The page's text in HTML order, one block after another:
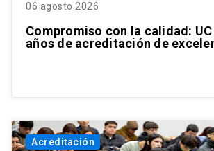
06 agosto 2026
Compromiso con la calidad:
años de acreditación de
Acreditación